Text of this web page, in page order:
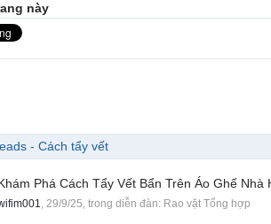
này
- Cách tẩy vết
Phá Cách Tẩy Vết Bẩn Trên Áo Ghế Nhà
, 29/9/25, trong diễn đàn: Rao vặt Tổng hợp